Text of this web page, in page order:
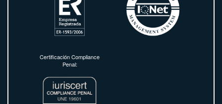
Certificación Compliance
Penal: